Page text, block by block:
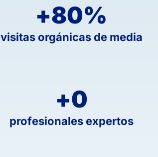
visitas orgánicas de media
+80%
profesionales expertos
+0